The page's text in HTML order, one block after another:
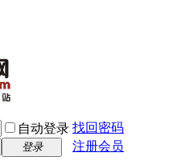
自动登录 找回密码
登录 注册会员